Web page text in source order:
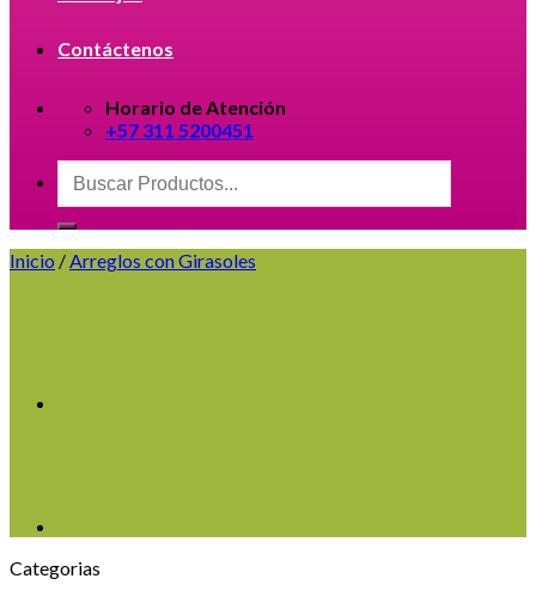
Contáctenos
Horario de Atención
+57 311 5200451
Buscar
por:
Inicio /Arreglos con Girasoles
Categorias